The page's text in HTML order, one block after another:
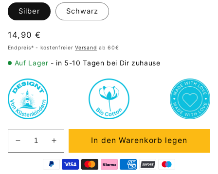
Silber Schwarz
Normaler
Preis
14,90 €
Endpreis* - kostenfreierVersand ab 60€
Auf Lager - in 5-10 Tagen bei Dir zuhause
Verringere
die
Erhöhe
die
Menge
In den Warenkorb legen